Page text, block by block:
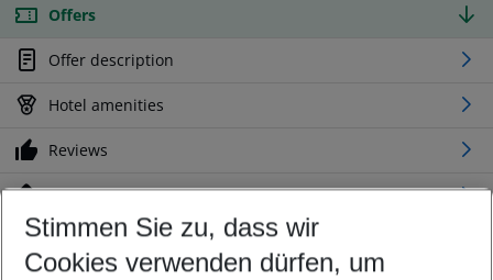
Offers
Offer description
Hotel amenities
Reviews
Location
Customize your offer
Stimmen Sie zu, dass wir
Cookies verwenden dürfen, um